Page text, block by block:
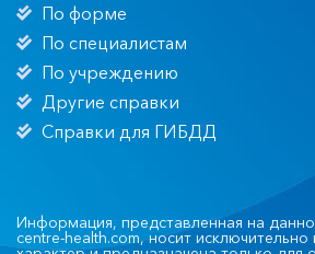
По форме
По специалистам
По учреждению
Другие справки
Справки для ГИБДД
Информация, представленная на
centre-health.com, носит